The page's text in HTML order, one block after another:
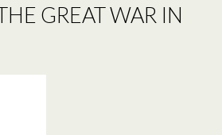
GREAT WAR IN